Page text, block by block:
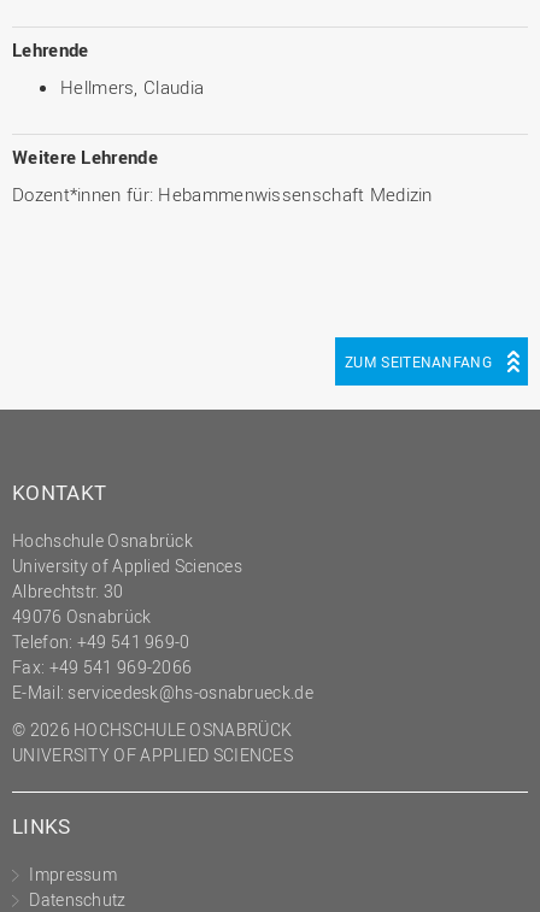
Lehrende
Hellmers, Claudia
Weitere Lehrende
Dozent*innen für: Hebammenwissenschaft Medizin
ZUM SEITENANFANG
KONTAKT
Hochschule Osnabrück
University of Applied Sciences
Albrechtstr. 30
49076 Osnabrück
Telefon: +49 541 969-0
Fax: +49 541 969-2066
E-Mail: servicedesk@hs-osnabrueck.de
© 2026 HOCHSCHULE OSNABRÜCK
UNIVERSITY OF APPLIED SCIENCES
LINKS
Impressum
Datenschutz